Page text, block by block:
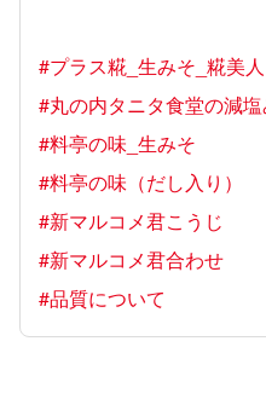
#プラス糀_生みそ_糀美人
#丸の内タニタ食堂の減
#料亭の味_生みそ
#料亭の味（だし入り）
#新マルコメ君こうじ
#新マルコメ君合わせ
#品質について